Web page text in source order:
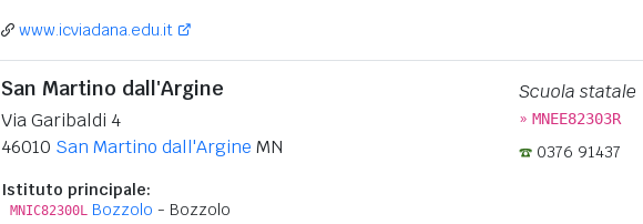
www.icviadana.edu.it
San Martino dall'Argine
Via Garibaldi 4
46010 San Martino dall'Argine MN
Istituto principale:
MNIC82300L Bozzolo - Bozzolo
Scuola statale
» MNEE82303R
0376 91437